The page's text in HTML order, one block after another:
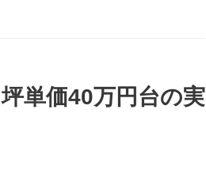
単価40万円台の実